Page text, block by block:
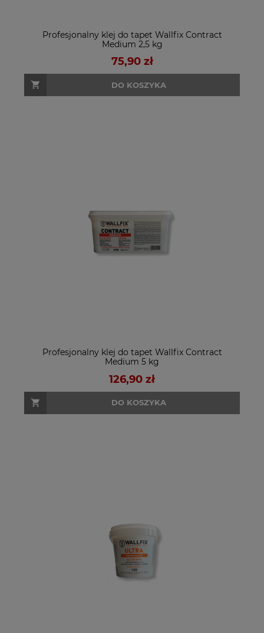
Profesjonalny klej do tapet Wallfix Contract
Medium 2,5 kg
75,90 zł
DO KOSZYKA
Profesjonalny klej do tapet Wallfix Contract
Medium 5 kg
126,90 zł
DO KOSZYKA